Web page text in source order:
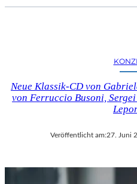
Neue Klassik-CD von
von Ferruccio Busoni,
Veröffentlicht am:27. Juni